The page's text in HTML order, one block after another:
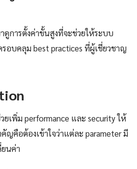
ดูการตั้งค่าขั้นสูงที่จะช่วยให้ระบบ
อบคลุม best practices ที่ผู้เชี่ยวชาญ
ยเพิ่ม performance และ security ให้
ญคือต้องเข้าใจว่าแต่ละ parameter มี
นค่า